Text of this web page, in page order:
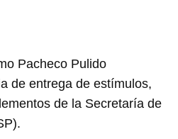
Pacheco Pulido
de entrega de estímulos,
de la Secretaría de